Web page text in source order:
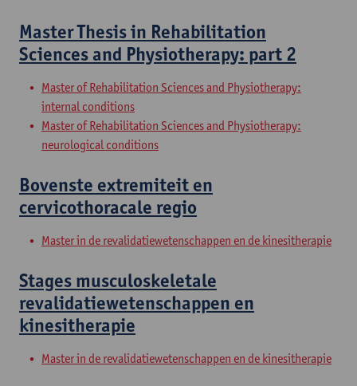
Master Thesis in Rehabilitation
Sciences and Physiotherapy: part 2
Master of Rehabilitation Sciences and Physiotherapy:
internal conditions
Master of Rehabilitation Sciences and Physiotherapy:
neurological conditions
Bovenste extremiteit en
cervicothoracale regio
Master in de revalidatiewetenschappen en de kinesitherapie
Stages musculoskeletale
revalidatiewetenschappen en
kinesitherapie
Master in de revalidatiewetenschappen en de kinesitherapie